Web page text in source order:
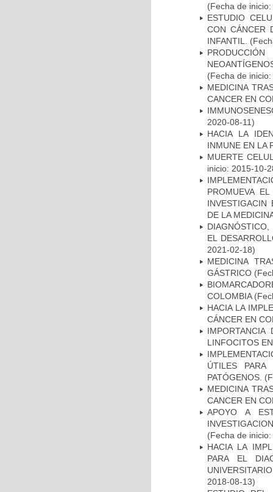
(Fecha de
ESTUDIO
CON CÁNCER
INFANTIL.
(Fecha de
MEDICINA
CANCER EN
2020-08-11)
HACIA LA
INMUNE EN LA
MUERTE
inicio: 2015-10-
PROMUEVA
INVESTIGACIN
DE LA
EL
2021-02-18)
MEDICINA
GÁSTRICO
COLOMBIA
HACIA LA
CÁNCER EN
LINFOCITOS
ÚTILES
PATÓGENOS.
MEDICINA
CANCER EN
APOYO A
(Fecha de
HACIA LA
PARA EL
2018-08-13)